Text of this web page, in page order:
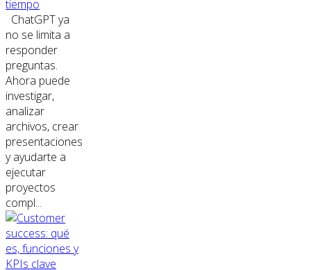
tiempo
ChatGPT ya
no se limita a
responder
preguntas.
Ahora puede
investigar,
analizar
archivos, crear
presentaciones
y ayudarte a
ejecutar
proyectos
compl...